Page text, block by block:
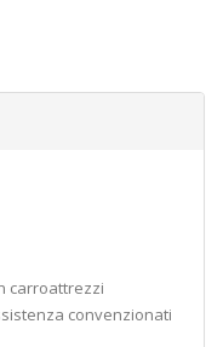
carroattrezzi
convenzionati